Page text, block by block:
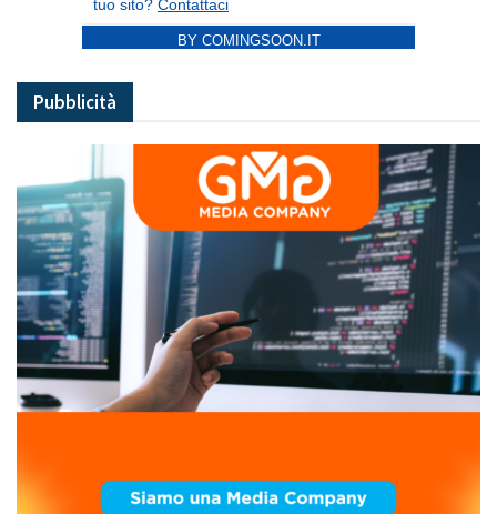
BY COMINGSOON.IT
Pubblicità